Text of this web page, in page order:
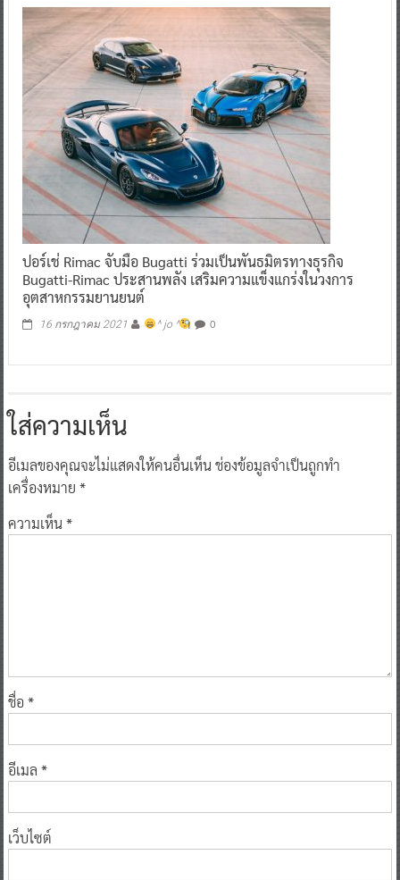
ปอร์เช่ Rimac จับมือ Bugatti ร่วมเป็นพันธมิตรทางธุรกิจ
Bugatti-Rimac ประสานพลัง เสริมความแข็งแกร่งในวงการ
อุตสาหกรรมยานยนต์
16 กรกฎาคม 2021 ^ jo ^ 0
ใส่ความเห็น
อีเมลของคุณจะไม่แสดงให้คนอื่นเห็นช่องข้อมูลจำเป็นถูกทำ
เครื่องหมาย *
ความเห็น*
ชื่อ *
อีเมล *
เว็บไซต์